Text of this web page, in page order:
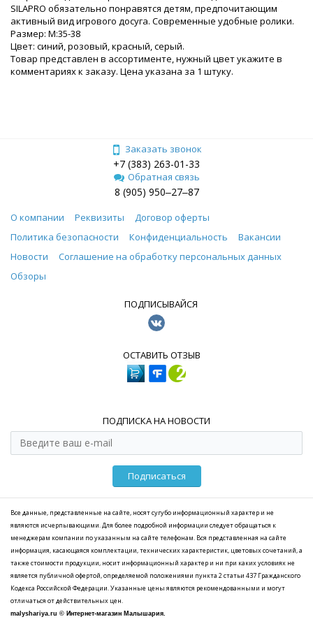
SILAPRO обязательно понравятся детям, предпочитающим
активный вид игрового досуга. Современные удобные ролики.
Размер: M:35-38
Цвет: синий, розовый, красный, серый.
Товар представлен в ассортименте, нужный цвет укажите в
комментариях к заказу. Цена указана за 1 штуку.
Заказать звонок
+7 (383) 263-01-33
Обратная связь
8 (905) 950‒27‒87
О компании Реквизиты
Договор оферты
Политика безопасности
Конфиденциальность
Вакансии
Новости
Соглашение на обработку персональных данных
Обзоры
ПОДПИСЫВАЙСЯ
ОСТАВИТЬ ОТЗЫВ
ПОДПИСКА НА НОВОСТИ
Подписаться
Все данные, представленные на сайте, носят сугубо информационный характер и не
являются исчерпывающими. Для более подробной информации следует обращаться к
менеджерам компании по указанным на сайте телефонам. Вся представленная на сайте
информация, касающаяся комплектации, технических характеристик, цветовых сочетаний, а
также стоимости продукции, носит информационный характер и ни при каких условиях не
является публичной офертой, определяемой положениями пункта 2 статьи 437 Гражданского
Кодекса Российской Федерации. Указанные цены являются рекомендованными и могут
отличаться от действительных цен.
malyshariya.ru © Интернет-магазин Малышария.